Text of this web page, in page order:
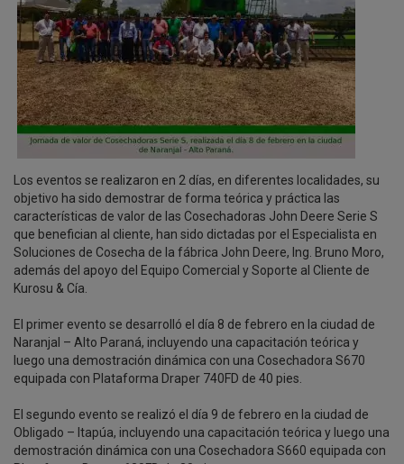
Los eventos se realizaron en 2 días, en diferentes localidades, su
objetivo ha sido demostrar de forma teórica y práctica las
características de valor de las Cosechadoras John Deere Serie S
que benefician al cliente, han sido dictadas por el Especialista en
Soluciones de Cosecha de la fábrica John Deere, Ing. Bruno Moro,
además del apoyo del Equipo Comercial y Soporte al Cliente de
Kurosu & Cía.
El primer evento se desarrolló el día 8 de febrero en la ciudad de
Naranjal – Alto Paraná, incluyendo una capacitación teórica y
luego una demostración dinámica con una Cosechadora S670
equipada con Plataforma Draper 740FD de 40 pies.
El segundo evento se realizó el día 9 de febrero en la ciudad de
Obligado – Itapúa, incluyendo una capacitación teórica y luego una
demostración dinámica con una Cosechadora S660 equipada con